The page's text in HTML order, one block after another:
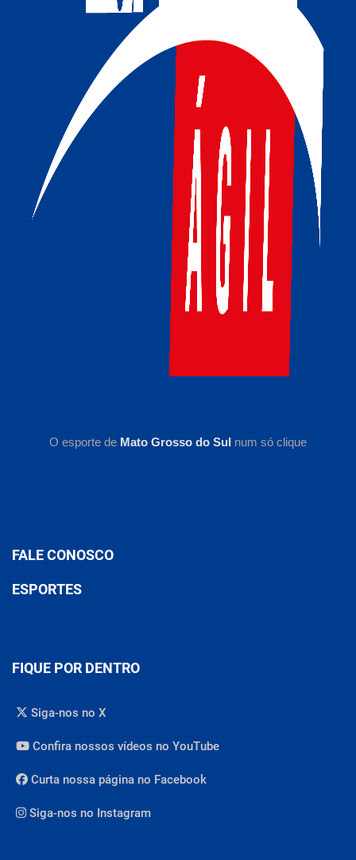
O esporte de Mato Grosso do Sul num só clique
FALE CONOSCO
ESPORTES
FIQUE POR DENTRO
Siga-nos no X
Confira nossos vídeos no YouTube
Curta nossa página no Facebook
Siga-nos no Instagram